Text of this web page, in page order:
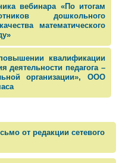
вебинара «По итогам
дошкольного
математического
квалификации
деятельности педагога –
организации», ООО
от редакции сетевого